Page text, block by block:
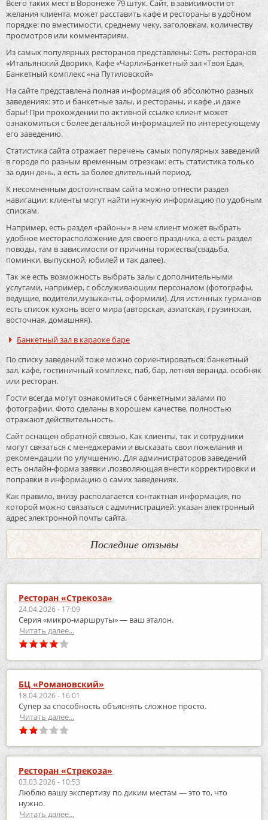
Всего таких мест в Воронеже 79 штук. Сайт, в зависимости от
желания клиента, может расставить кафе и рестораны в удобном
порядке: по вместимости, среднему чеку, заголовкам, количеству
просмотров или комментариям.
Из самых популярных ресторанов представлены: Сеть ресторанов
«Итальянский Дворик», Кафе «Чарли»Банкетный зал «Твоя Еда»,
Банкетный комплекс «на Путиловской»
На сайте представлена полная информация об абсолютно разных
заведениях: это и банкетные залы, и рестораны, и кафе ,и даже
бары! При прохождении по активной ссылке клиент может
ознакомиться с более детальной информацией по интересующему
его заведению.
Статистика сайта отражает перечень самых популярных заведений
в городе по разным временным отрезкам: есть статистика только
за один день, а есть за более длительный период.
К несомненным достоинствам сайта можно отнести раздел
навигации: клиенты могут найти нужную информацию по удобным
спискам.
Например, есть раздел «районы» в нем клиент может выбрать
удобное месторасположение для своего праздника, а есть раздел
поводы, там в зависимости от причины торжества(свадьба,
поминки, выпускной, юбилей и так далее).
Так же есть возможность выбрать залы с дополнительными
услугами, например, с обслуживающим персоналом (фотографы,
ведущие, водители,музыканты, оформили). Для истинных гурманов
есть список кухонь всего мира (авторская, азиатская, грузинская,
восточная, домашняя).
Банкетный зал в караоке баре
По списку заведений тоже можно сориентироваться: банкетный
зал, кафе, гостиничный комплекс, паб, бар, летняя веранда. особняк
или ресторан.
Гости всегда могут ознакомиться с банкетными залами по
фотографии. Фото сделаны в хорошем качестве, полностью
отражают действительность.
Сайт оснащен обратной связью. Как клиенты, так и сотрудники
могут связаться с менеджерами и высказать свои пожелания и
рекомендации по улучшению. Для администраторов заведений
есть онлайн-форма заявки ,позволяющая внести корректировки и
поправки в информацию о самих заведениях.
Как правило, внизу располагается контактная информация, по
которой можно связаться с администрацией: указан электронный
адрес электронной почты сайта.
Последние отзывы
Ресторан «Стрекоза»
24.04.2026 - 17:09
Серия «микро‑маршруты» — ваш эталон.
Читать далее...
БЦ «Романовский»
18.04.2026 - 16:01
Супер за способность объяснять сложное просто.
Читать далее...
Ресторан «Стрекоза»
03.03.2026 - 10:53
Люблю вашу экспертизу по диким местам — это то, что
нужно.
Читать далее...